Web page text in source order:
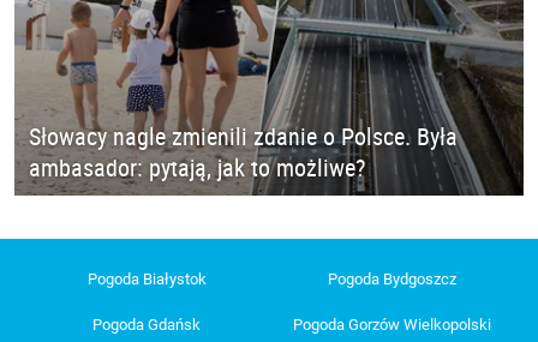
Słowacy nagle zmienili zdanie o Polsce. Była
ambasador: pytają, jak to możliwe?
Pogoda Białystok Pogoda Bydgoszcz
Pogoda Gdańsk
Pogoda Gorzów Wielkopolski